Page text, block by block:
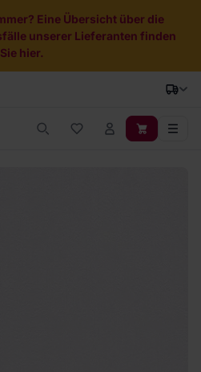
Eine Übersicht über die
unserer Lieferanten finden
Sie hier.